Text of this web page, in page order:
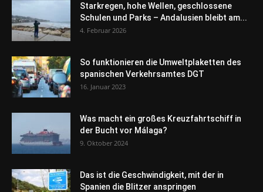
Starkregen, hohe Wellen, geschlossene
Schulen und Parks – Andalusien bleibt am...
4. Februar 2026
So funktionieren die Umweltplaketten des
spanischen Verkehrsamtes DGT
16. Januar 2023
Was macht ein großes Kreuzfahrtschiff in
der Bucht vor Málaga?
9. Oktober 2024
Das ist die Geschwindigkeit, mit der in
Spanien die Blitzer anspringen